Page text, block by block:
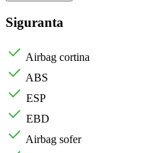
Siguranta
Airbag cortina
ABS
ESP
EBD
Airbag sofer